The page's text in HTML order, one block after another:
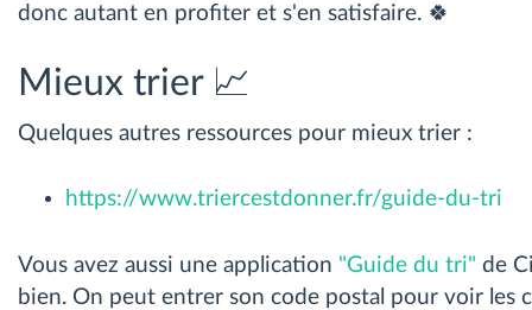
donc autant en profiter et s'en satisfaire. 🍀
Mieux trier 📈
Quelques autres ressources pour mieux trier :
https://www.triercestdonner.fr/guide-du-tri
Vous avez aussi une application "Guide du tri" de
bien. On peut entrer son code postal pour voir les